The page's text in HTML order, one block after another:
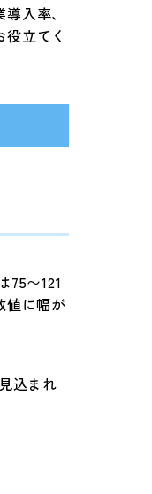
入率、
立てく
75〜121
値に幅が
込まれ